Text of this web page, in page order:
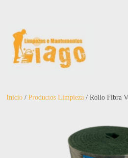
Inicio /Productos Limpieza / Rollo Fibra